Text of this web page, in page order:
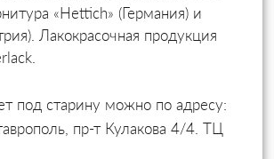
«Hettich» (Германия) и
Лакокрасочная продукция
под старину можно по адресу:
пр-т Кулакова 4/4. ТЦ